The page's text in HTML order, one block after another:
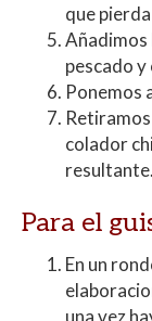
que
Añadimos
pescado
Ponemos
colador
resultante.
Para el
En un
una vez